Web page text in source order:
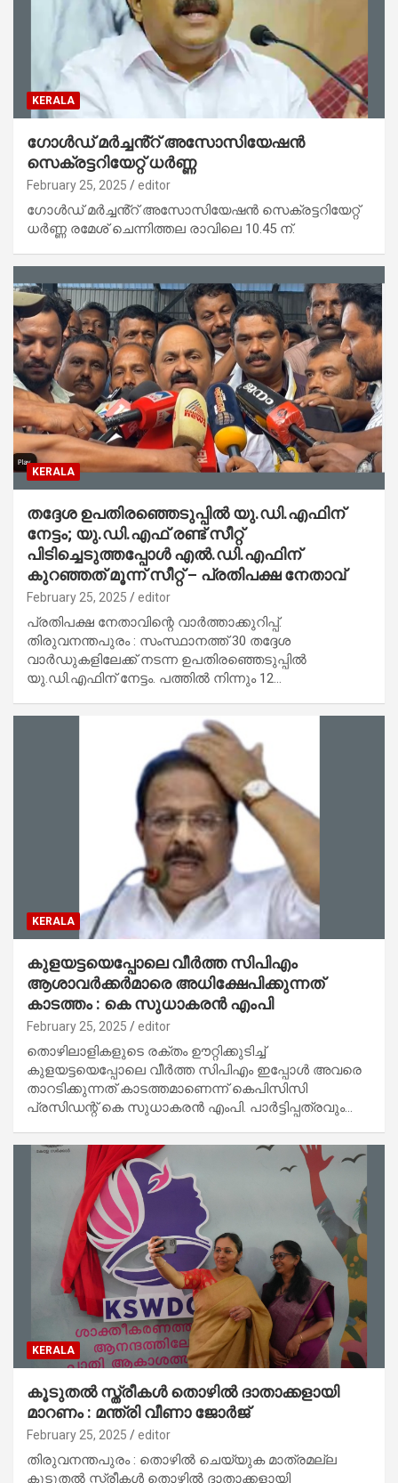
KERALA
ഗോൾഡ് മർച്ചൻ്റ് അസോസിയേഷൻ
സെക്രട്ടറിയേറ്റ് ധർണ്ണ
February 25, 2025 editor
ഗോൾഡ് മർച്ചൻ്റ് അസോസിയേഷൻ സെക്രട്ടറിയേറ്റ്
ധർണ്ണ രമേശ് ചെന്നിത്തല രാവിലെ 10.45 ന്.
KERALA
തദ്ദേശ ഉപതിരഞ്ഞെടുപ്പില്‍ യു.ഡി.എഫിന്
നേട്ടം; യു.ഡി.എഫ് രണ്ട് സീറ്റ്
പിടിച്ചെടുത്തപ്പോള്‍ എല്‍.ഡി.എഫിന്
കുറഞ്ഞത് മൂന്ന് സീറ്റ് – പ്രതിപക്ഷ നേതാവ്
February 25, 2025 editor
പ്രതിപക്ഷ നേതാവിന്റെ വാര്‍ത്താക്കുറിപ്പ്.
തിരുവനന്തപുരം : സംസ്ഥാനത്ത് 30 തദ്ദേശ
വാര്‍ഡുകളിലേക്ക് നടന്ന ഉപതിരഞ്ഞെടുപ്പില്‍
യു.ഡി.എഫിന് നേട്ടം. പത്തില്‍ നിന്നും 12…
KERALA
കുളയട്ടയെപ്പോലെ വീര്‍ത്ത സിപിഎം
ആശാവര്‍ക്കര്‍മാരെ അധിക്ഷേപിക്കുന്നത്
കാടത്തം : കെ സുധാകരന്‍ എംപി
February 25, 2025 editor
തൊഴിലാളികളുടെ രക്തം ഊറ്റിക്കുടിച്ച്
കുളയട്ടയെപ്പോലെ വീര്‍ത്ത സിപിഎം ഇപ്പോള്‍ അവരെ
താറടിക്കുന്നത് കാടത്തമാണെന്ന് കെപിസിസി
പ്രസിഡന്റ് കെ സുധാകരന്‍ എംപി. പാര്‍ട്ടിപ്പത്രവും…
KERALA
കൂടുതല്‍ സ്ത്രീകള്‍ തൊഴില്‍ ദാതാക്കളായി
മാറണം : മന്ത്രി വീണാ ജോര്‍ജ്
February 25, 2025 editor
തിരുവനന്തപുരം : തൊഴില്‍ ചെയ്യുക മാത്രമല്ല
കൂടുതല്‍ സ്ത്രീകള്‍ തൊഴില്‍ ദാതാക്കളായി